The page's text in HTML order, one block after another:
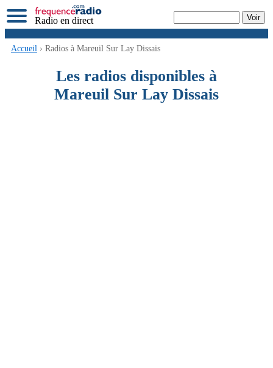
Radio en direct
Accueil › Radios à Mareuil Sur Lay Dissais
Les radios disponibles à
Mareuil Sur Lay Dissais